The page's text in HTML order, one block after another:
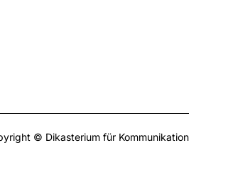
© Dikasterium für Kommunikation